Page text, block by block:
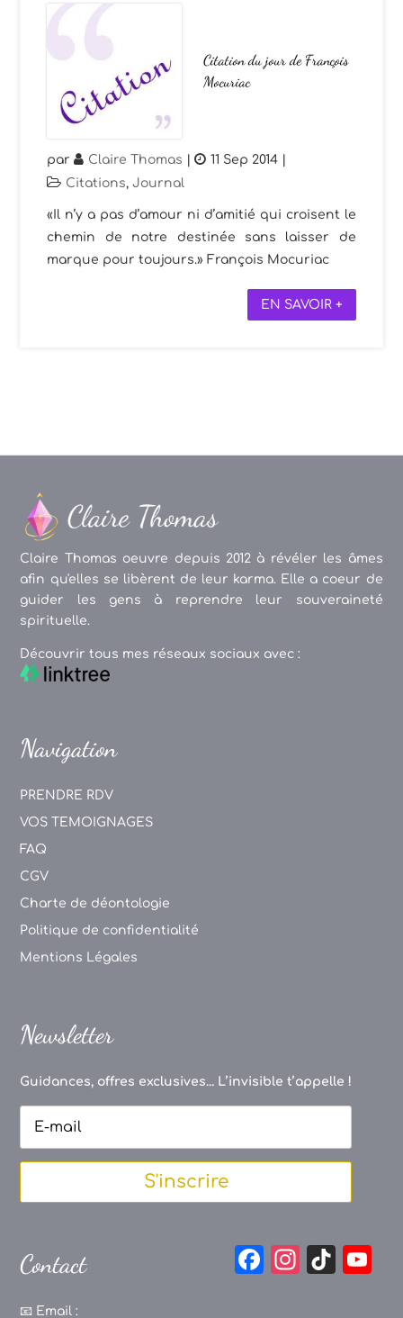
Citation du jour de François
Mocuriac
par Claire Thomas | 11 Sep 2014 |
Citations,Journal
«Il n’y a pas d’amour ni d’amitié qui croisent le
chemin de notre destinée sans laisser de
marque pour toujours.» François Mocuriac
EN SAVOIR +
Claire Thomas oeuvre depuis 2012 à révéler les âmes
afin qu'elles se libèrent de leur karma. Elle a coeur de
guider les gens à reprendre leur souveraineté
spirituelle.
Découvrir tous mes réseaux sociaux avec :
Navigation
PRENDRE RDV
VOS TEMOIGNAGES
FAQ
CGV
Charte de déontologie
Politique de confidentialité
Mentions Légales
Newsletter
Guidances, offres exclusives... L’invisible t’appelle !
S'inscrire
Contact
📧 Email :
F
In Ti